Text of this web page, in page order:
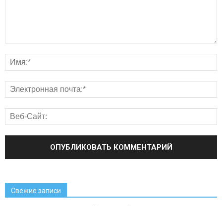
Свежие записи